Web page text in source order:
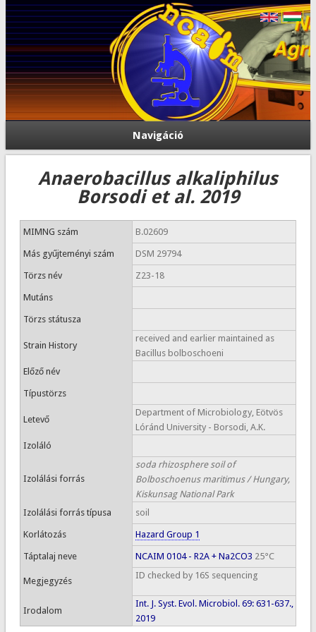
Navigáció
Anaerobacillus alkaliphilus
Borsodi et al. 2019
MIMNG szám B.02609
Más gyűjteményi szám DSM 29794
Törzs név Z23-18
Mutáns
Törzs státusza
Strain History
received and earlier maintained as
Bacillus bolboschoeni
Előző név
Típustörzs
Letevő
Department of Microbiology, Eötvös
Lóránd University - Borsodi, A.K.
Izoláló
Izolálási forrás
soda rhizosphere soil of
Bolboschoenus maritimus / Hungary,
Kiskunsag National Park
Izolálási forrás típusa
soil
Korlátozás Hazard Group 1
Táptalaj neve NCAIM 0104 - R2A + Na2CO3 25°C
Megjegyzés
ID checked by 16S sequencing
Irodalom
Int. J. Syst. Evol. Microbiol. 69: 631-637.,
2019